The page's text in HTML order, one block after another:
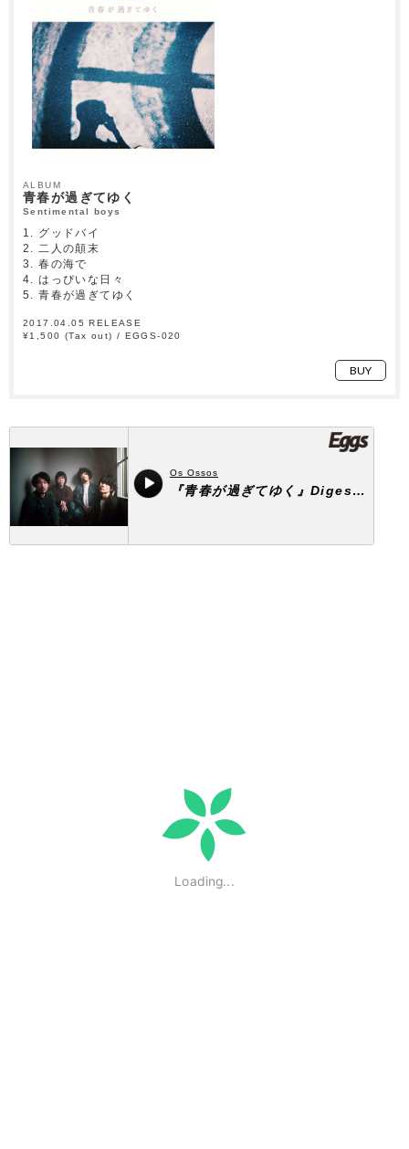
ALBUM
青春が過ぎてゆく
Sentimental boys
1. グッドバイ
2. 二人の顛末
3. 春の海で
4. はっぴいな日々
5. 青春が過ぎてゆく
2017.04.05 RELEASE
¥1,500 (Tax out) / EGGS-020
BUY